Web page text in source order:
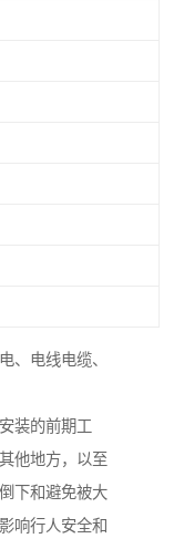
、电线电缆、
装的前期工
他地方，以至
下和避免被大
响行人安全和